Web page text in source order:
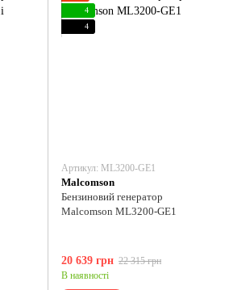
4
4
Артикул: ML3200-GE1
Malcomson
Бензиновий генератор
Malcomson ML3200-GE1
20 639 грн 22 315 грн
В наявності